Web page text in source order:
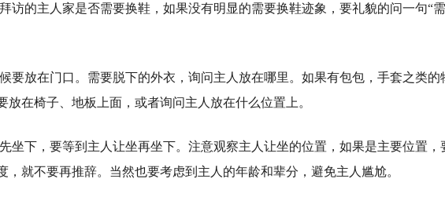
访的主人家是否需要换鞋，如果没有明显的需要换鞋迹象，要礼貌的问一句“
要放在门口。需要脱下的外衣，询问主人放在哪里。如果有包包，手套之类的
在椅子、地板上面，或者询问主人放在什么位置上。
坐下，要等到主人让坐再坐下。注意观察主人让坐的位置，如果是主要位置，
就不要再推辞。当然也要考虑到主人的年龄和辈分，避免主人尴尬。